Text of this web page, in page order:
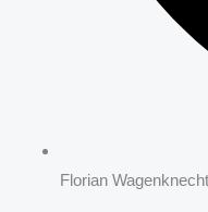
Florian Wagenknecht